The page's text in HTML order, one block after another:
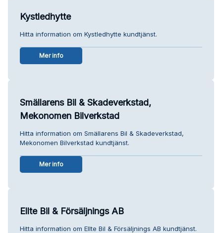
Kystledhytte
Hitta information om Kystledhytte kundtjänst.
Mer info
Smällarens Bil & Skadeverkstad,
Mekonomen Bilverkstad
Hitta information om Smällarens Bil & Skadeverkstad,
Mekonomen Bilverkstad kundtjänst.
Mer info
Ellte Bil & Försäljnings AB
Hitta information om Ellte Bil & Försäljnings AB kundtjänst.